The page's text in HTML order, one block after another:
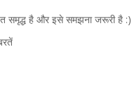
समृद्ध है और इसे समझना जरूरी है :)